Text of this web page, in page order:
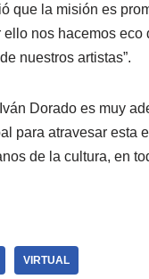
que la misión es
nos hacemos
nuestros artistas”.
Dorado es muy
para atravesar esta
de la cultura, en
VIRTUAL